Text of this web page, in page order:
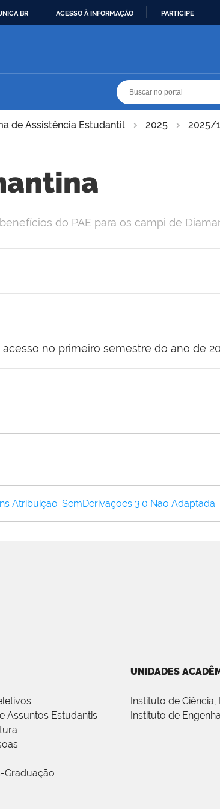
BR ACESSO À INFORMAÇÃO PARTICIPE
de Assistência Estudantil 2025 2025/1
do PAE para os campi de
no primeiro semestre do ano de
Atribuição-SemDerivações 3.0 Não Adaptada.
Assuntos Estudantis
Graduação
UNIDADES
Instituto de
Instituto de